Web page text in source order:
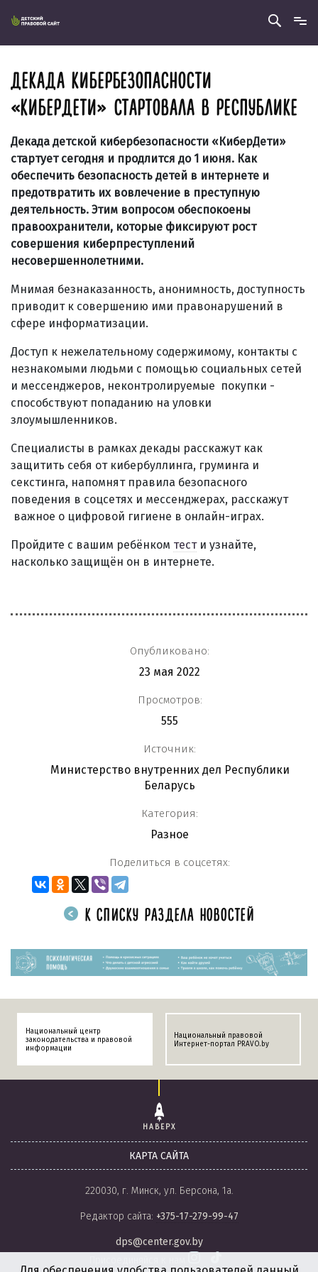
ДЕКАДА КИБЕРБЕЗОПАСНОСТИ
«КИБЕРДЕТИ» СТАРТОВАЛА В РЕСПУБЛИКЕ
Декада детской кибербезопасности «КиберДети»
стартует сегодня и продлится до 1 июня. Как
обеспечить безопасность детей в интернете и
предотвратить их вовлечение в преступную
деятельность. Этим вопросом обеспокоены
правоохранители, которые фиксируют рост
совершения киберпреступлений
несовершеннолетними.
Мнимая безнаказанность, анонимность, доступность
приводит к совершению ими правонарушений в
сфере информатизации.
Доступ к нежелательному содержимому, контакты с
незнакомыми людьми с помощью социальных сетей
и мессенджеров, неконтролируемые покупки -
способствуют попаданию на уловки
злоумышленников.
Специалисты в рамках декады расскажут как
защитить себя от кибербуллинга, груминга и
секстинга, напомнят правила безопасного
поведения в соцсетях и мессенджерах, расскажут
важное о цифровой гигиене в онлайн-играх.
Пройдите с вашим ребёнком тести узнайте,
насколько защищён он в интернете.
Опубликовано:
23 мая 2022
Просмотров:
555
Источник:
Министерство внутренних дел Республики
Беларусь
Категория:
Разное
Поделиться в соцсетях:
К СПИСКУ РАЗДЕЛА НОВОСТЕЙ
Национальный центр
законодательства и правовой
информации
Национальный правовой
Интернет-портал PRAVO.by
НАВЕРХ
КАРТА САЙТА
220030, г. Минск, ул. Берсона, 1а.
Редактор сайта: +375-17-279-99-47
dps@center.gov.by